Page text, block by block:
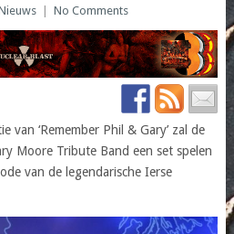
No Comments
van ‘Remember Phil & Gary’ zal de
Moore Tribute Band een set spelen
van de legendarische Ierse